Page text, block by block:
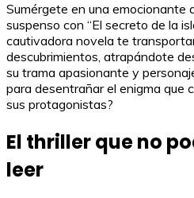
Sumérgete en una emocionante
suspenso con “El secreto de la
cautivadora novela te
descubrimientos, atrapándote
su trama apasionante y
para desentrañar el enigma que
sus protagonistas?
El thriller que no
leer